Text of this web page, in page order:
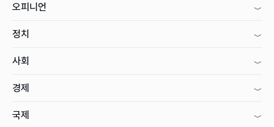
오피니언
정치
사회
경제
국제